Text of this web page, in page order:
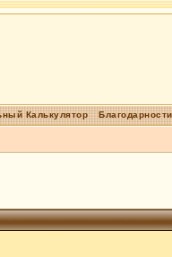
Благодарности
Калькулятор